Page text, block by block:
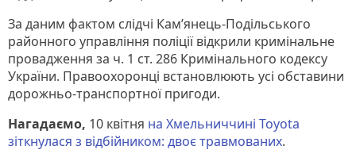
За даним фактом слідчі Кам’янець-Подільського
районного управління поліції відкрили кримінальне
провадження за ч. 1 ст. 286 Кримінального кодексу
України. Правоохоронці встановлюють усі обставини
дорожньо-транспортної пригоди.
Нагадаємо, 10 квітня на Хмельниччині Toyota
зіткнулася з відбійником: двоє травмованих.